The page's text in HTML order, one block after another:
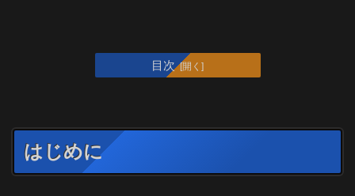
目次
はじめに